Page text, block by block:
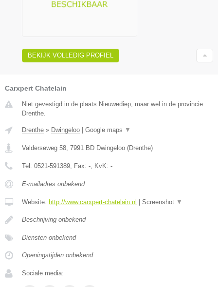
BEKIJK VOLLEDIG PROFIEL
Carxpert Chatelain
Niet gevestigd in de plaats Nieuwediep, maar wel in de provincie
Drenthe.
Drenthe » Dwingeloo | Google maps ▼
Valderseweg 58 7991 BD Dwingeloo (Drenthe)
Tel: 0521-591389 , Fax: - , KvK: -
E-mailadres onbekend
Website: http://www.carxpert-chatelain.nl | Screenshot ▼
Beschrijving onbekend
Diensten onbekend
Openingstijden onbekend
Sociale media: